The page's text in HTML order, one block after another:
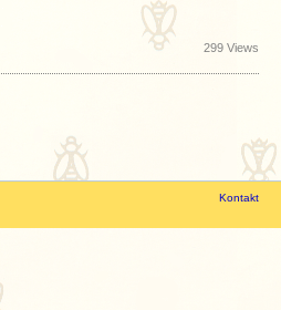
299 Views
Kontakt